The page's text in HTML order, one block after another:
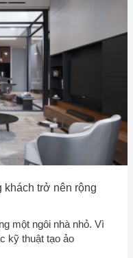
khách trở nên rộng
một ngôi nhà nhỏ. Vì
kỹ thuật tạo ảo